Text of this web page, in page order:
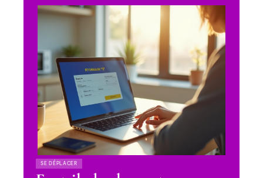
SE DÉPLACER